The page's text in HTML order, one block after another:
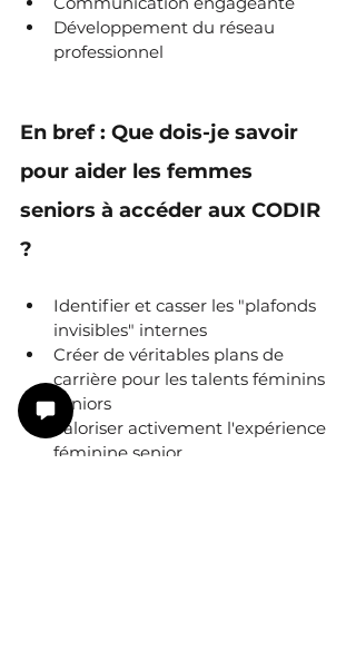
Développement du réseau
professionnel
En bref : Que dois-je savoir
pour aider les femmes
seniors à accéder aux CODIR
?
Identifier et casser les "plafonds
invisibles" internes
Créer de véritables plans de
carrière pour les talents féminins
séniors
Valoriser activement l'expérience
féminine senior